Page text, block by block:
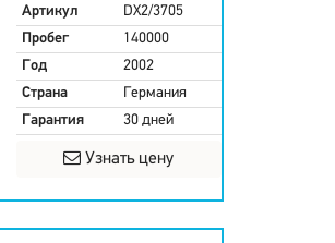
Артикул
DX2/3705
Пробег
140000
Год
2002
Страна
Германия
Гарантия
30 дней
Узнать цену